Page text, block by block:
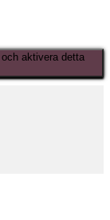
aktivera detta